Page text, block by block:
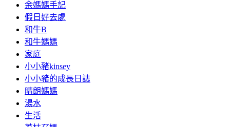
余媽媽手記
假日好去處
和牛B
和牛媽媽
家庭
小小豬kinsey
小小豬的成長日誌
晴朗媽媽
湯水
生活